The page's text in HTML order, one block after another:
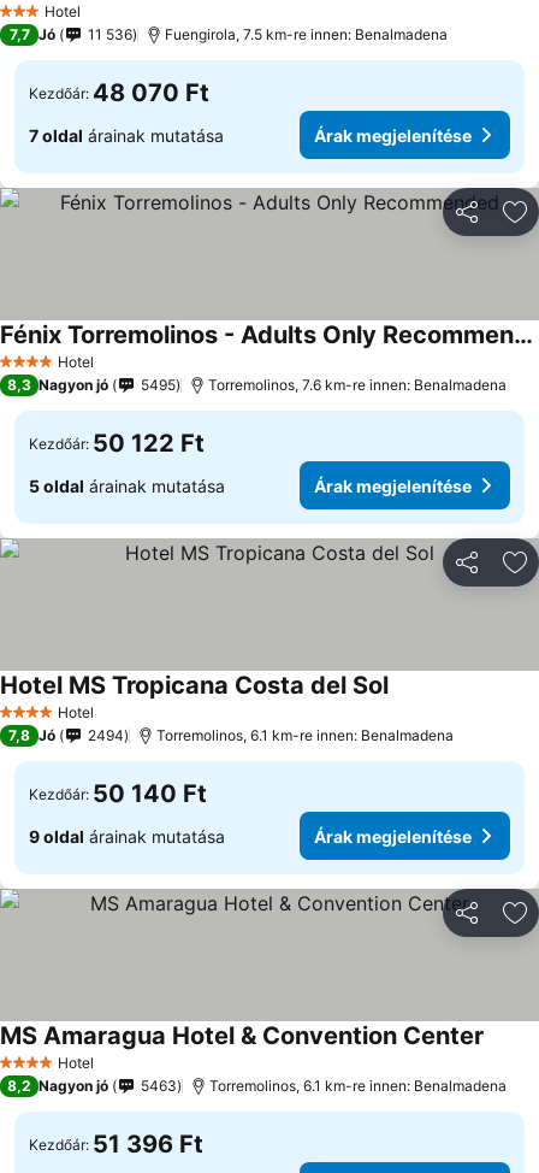
3 Kategória
Hotel
7,7 Jó 11 536 Fuengirola, 7.5 km-re innen: Benalmadena
Kezdőár: 48 070 Ft
7 oldal árainak mutatása Árak megjelenítése
4 KategóriaHotel
Fénix Torremolinos - Adults Only Recommended
8,3 Nagyon jó 5495 Torremolinos, 7.6 km-re innen: Benalmadena
Kezdőár: 50 122 Ft
5 oldal árainak mutatása Árak megjelenítése
4 KategóriaHotel
Hotel MS Tropicana Costa del Sol
7,8 Jó 2494 Torremolinos, 6.1 km-re innen: Benalmadena
Kezdőár: 50 140 Ft
9 oldal árainak mutatása Árak megjelenítése
4 KategóriaHotel
MS Amaragua Hotel & Convention Center
8,2 Nagyon jó 5463 Torremolinos, 6.1 km-re innen: Benalmadena
Kezdőár: 51 396 Ft